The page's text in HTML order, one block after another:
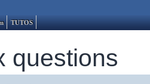
TUTOS
questions